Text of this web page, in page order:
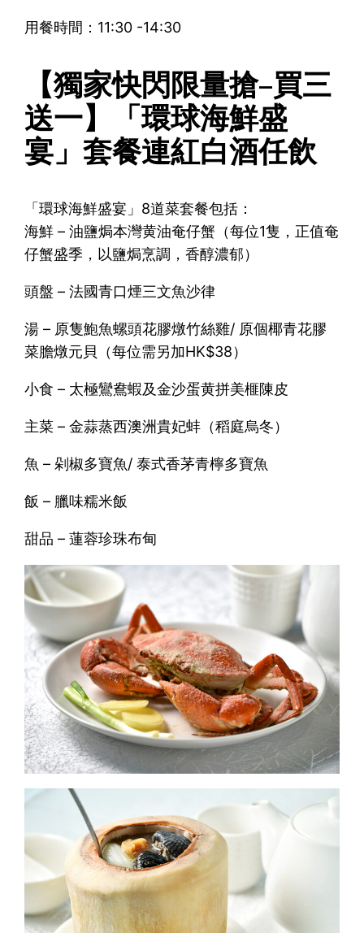
用餐時間：11:30 -14:30
【獨家快閃限量搶–買三
送一】「環球海鮮盛
宴」套餐連紅白酒任飲
「環球海鮮盛宴」8道菜套餐包括：
海鮮 – 油鹽焗本灣黄油奄仔蟹（每位1隻，正值奄
仔蟹盛季，以鹽焗烹調，香醇濃郁）
頭盤 – 法國青口煙三文魚沙律
湯 – 原隻鮑魚螺頭花膠燉竹絲雞/ 原個椰青花膠
菜膽燉元貝（每位需另加HK$38）
小食 – 太極鸞鴦蝦及金沙蛋黄拼美榧陳皮
主菜 – 金蒜蒸西澳洲貴妃蚌（稻庭烏冬）
魚 – 剁椒多寶魚/ 泰式香茅青檸多寶魚
飯 – 臘味糯米飯
甜品 – 蓮蓉珍珠布甸